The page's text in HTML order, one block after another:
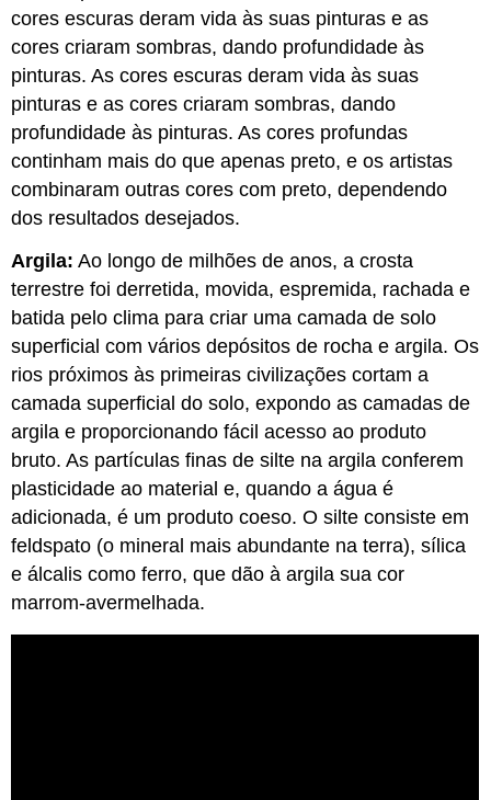
cores escuras deram vida às suas pinturas e as
cores criaram sombras, dando profundidade às
pinturas. As cores escuras deram vida às suas
pinturas e as cores criaram sombras, dando
profundidade às pinturas. As cores profundas
continham mais do que apenas preto, e os artistas
combinaram outras cores com preto, dependendo
dos resultados desejados.
Argila: Ao longo de milhões de anos, a crosta
terrestre foi derretida, movida, espremida, rachada e
batida pelo clima para criar uma camada de solo
superficial com vários depósitos de rocha e argila. Os
rios próximos às primeiras civilizações cortam a
camada superficial do solo, expondo as camadas de
argila e proporcionando fácil acesso ao produto
bruto. As partículas finas de silte na argila conferem
plasticidade ao material e, quando a água é
adicionada, é um produto coeso. O silte consiste em
feldspato (o mineral mais abundante na terra), sílica
e álcalis como ferro, que dão à argila sua cor
marrom-avermelhada.